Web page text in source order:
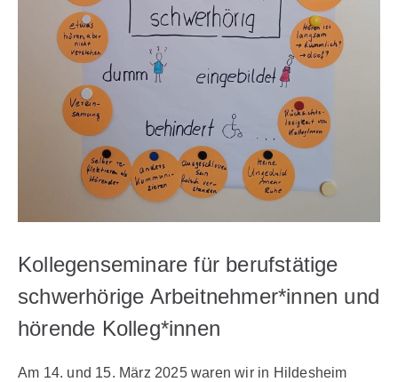
Kollegenseminare für berufstätige
schwerhörige Arbeitnehmer*innen und
hörende Kolleg*innen
Am 14. und 15. März 2025 waren wir in Hildesheim